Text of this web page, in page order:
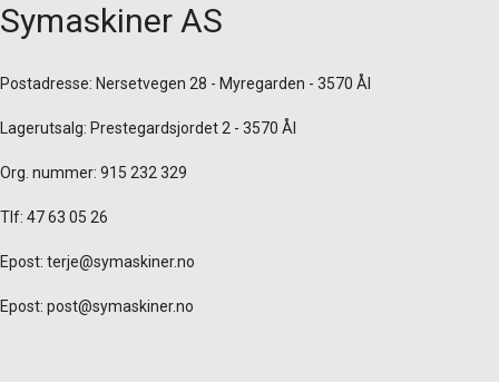
Symaskiner AS
Postadresse: Nersetvegen 28 - Myregarden - 3570 Ål
Lagerutsalg: Prestegardsjordet 2 - 3570 Ål
Org. nummer: 915 232 329
Tlf: 47 63 05 26
Epost: terje@symaskiner.no
Epost: post@symaskiner.no